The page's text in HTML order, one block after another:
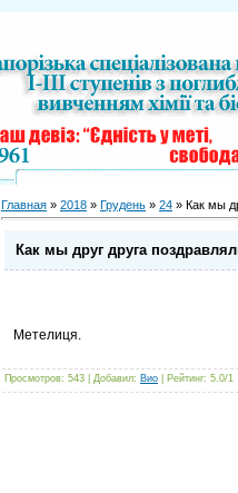
Главная » 2018 » Грудень » 24 » Как мы
Как мы друг друга
Метелиця.
Просмотров: 543 Добавил: Вио Рейтинг: 5.0/1